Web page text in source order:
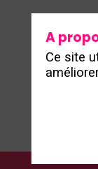
A
Ce site